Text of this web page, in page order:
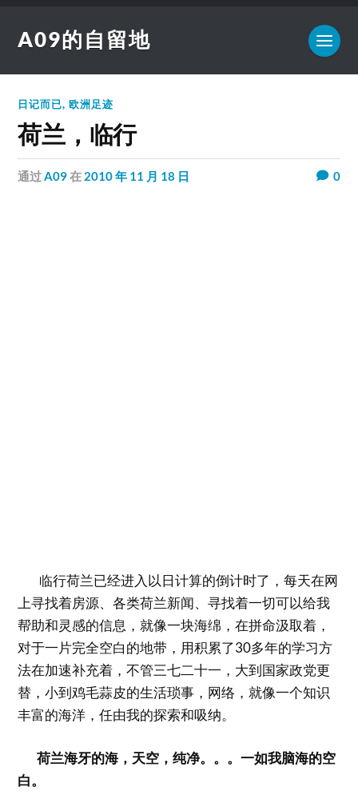
A09的自留地
日记而已,欧洲足迹
荷兰，临行
通过A09在 2010 年 11 月 18 日 0
临行荷兰已经进入以日计算的倒计时了，每天在网
上寻找着房源、各类荷兰新闻、寻找着一切可以给我
帮助和灵感的信息，就像一块海绵，在拼命汲取着，
对于一片完全空白的地带，用积累了30多年的学习方
法在加速补充着，不管三七二十一，大到国家政党更
替，小到鸡毛蒜皮的生活琐事，网络，就像一个知识
丰富的海洋，任由我的探索和吸纳。
荷兰海牙的海，天空，纯净。。。一如我脑海的空
白。